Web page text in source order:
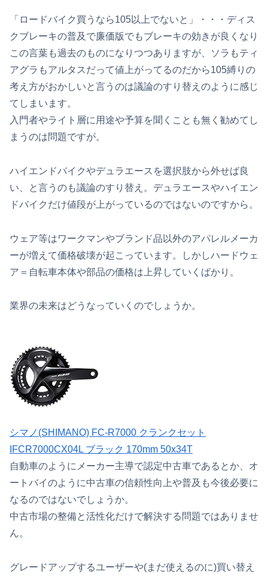
「ロードバイク買うなら105以上でないと」・・・ディス
クブレーキの普及で廉価版でもブレーキの効きが良くなり
この言葉も過去のものになりつつありますが、ソラもティ
アグラもアルタスだって値上がってるのだから105縛りの
考え方がおかしいと言うのは議論のすり替えのように感じ
てしまいます。
入門者やライト層に用途や予算を聞くことも無く勧めてし
まうのは問題ですが。
ハイエンドバイクやデュラエースを選択肢から外せば良
い、と言うのも議論のすり替え。デュラエースやハイエン
ドバイクだけ値段が上がっているのではないのですから。
ウェア等はワークマンやブランド品以外のアパレルメーカ
ーが増えて価格破壊が起こっています。しかしハードウェ
ア＝自転車本体や部品の価格は上昇していくばかり。
業界の未来はどうなっていくのでしょうか。
シマノ(SHIMANO) FC-R7000 クランクセット
IFCR7000CX04L ブラック 170mm 50x34T
自動車のようにメーカー主導で認定中古車であるとか、オ
ートバイのように中古車の信頼性向上や普及も今後必要に
なるのではないでしょうか。
中古市場の整備と活性化だけで解決する問題ではありませ
ん。
グレードアップするユーザーや(まだ使えるのに)買い替え